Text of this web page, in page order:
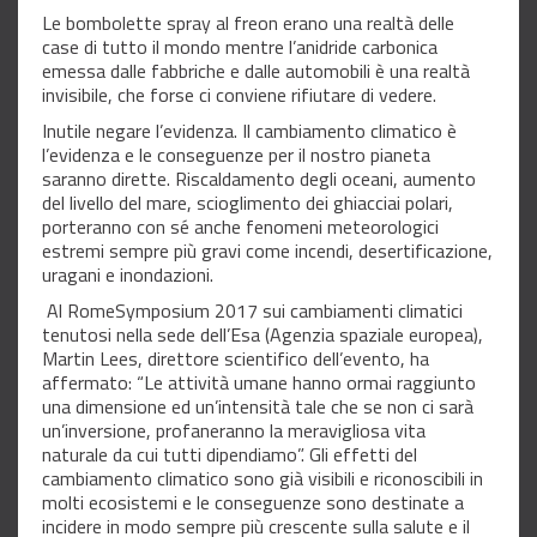
Le bombolette spray al freon erano una realtà delle
case di tutto il mondo mentre l’anidride carbonica
emessa dalle fabbriche e dalle automobili è una realtà
invisibile, che forse ci conviene rifiutare di vedere.
Inutile negare l’evidenza. Il cambiamento climatico è
l’evidenza e le conseguenze per il nostro pianeta
saranno dirette. Riscaldamento degli oceani, aumento
del livello del mare, scioglimento dei ghiacciai polari,
porteranno con sé anche fenomeni meteorologici
estremi sempre più gravi come incendi, desertificazione,
uragani e inondazioni.
Al RomeSymposium 2017 sui cambiamenti climatici
tenutosi nella sede dell’Esa (Agenzia spaziale europea),
Martin Lees, direttore scientifico dell’evento, ha
affermato: “Le attività umane hanno ormai raggiunto
una dimensione ed un’intensità tale che se non ci sarà
un’inversione, profaneranno la meravigliosa vita
naturale da cui tutti dipendiamo”. Gli effetti del
cambiamento climatico sono già visibili e riconoscibili in
molti ecosistemi e le conseguenze sono destinate a
incidere in modo sempre più crescente sulla salute e il